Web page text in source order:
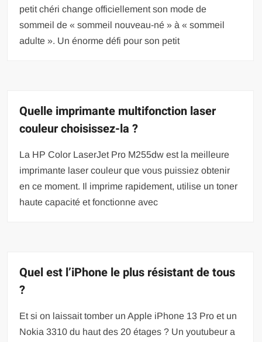
petit chéri change officiellement son mode de
sommeil de « sommeil nouveau-né » à « sommeil
adulte ». Un énorme défi pour son petit
Quelle imprimante multifonction laser
couleur choisissez-la ?
La HP Color LaserJet Pro M255dw est la meilleure
imprimante laser couleur que vous puissiez obtenir
en ce moment. Il imprime rapidement, utilise un toner
haute capacité et fonctionne avec
Quel est l’iPhone le plus résistant de tous
?
Et si on laissait tomber un Apple iPhone 13 Pro et un
Nokia 3310 du haut des 20 étages ? Un youtubeur a